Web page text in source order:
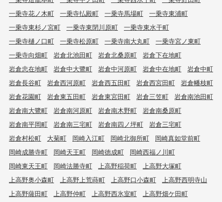
一乗寺花ノ木町
一乗寺払殿町 一乗寺馬場町
一乗寺東浦町
一乗寺東杉ノ宮町
一乗寺東閉川原町
一乗寺東水干町
一乗寺樋ノ口町
一乗寺松原町 一乗寺南大丸町
一乗寺宮ノ東町
一乗寺向畑町
岩倉北池田町 岩倉北桑原町
岩倉下在地町
岩倉忠在地町
岩倉中大鷺町 岩倉中河原町 岩倉中在地町
岩倉中町
岩倉長谷町
岩倉西河原町 岩倉西五田町 岩倉西宮田町
岩倉幡枝町
岩倉花園町
岩倉東五田町 岩倉東宮田町 岩倉三笠町
岩倉南池田町
岩倉南大鷺町
岩倉南河原町 岩倉南木野町
岩倉南桑原町
岩倉南平岡町
岩倉南三宅町 岩倉南四ノ坪町
岩倉三宅町
岩倉村松町
大菊町 岡崎入江町 岡崎北御所町
岡崎真如堂前町
岡崎成勝寺町
岡崎天王町 岡崎徳成町
岡崎西福ノ川町
岡崎東天王町
岡崎法勝寺町 上高野稲荷町
上高野大塚町
上高野奥小森町
上高野上荒蒔町 上高野口小森町
上高野西明寺山
上高野薩田町
上高野仲町 上高野西氷室町
上高野畑ケ田町